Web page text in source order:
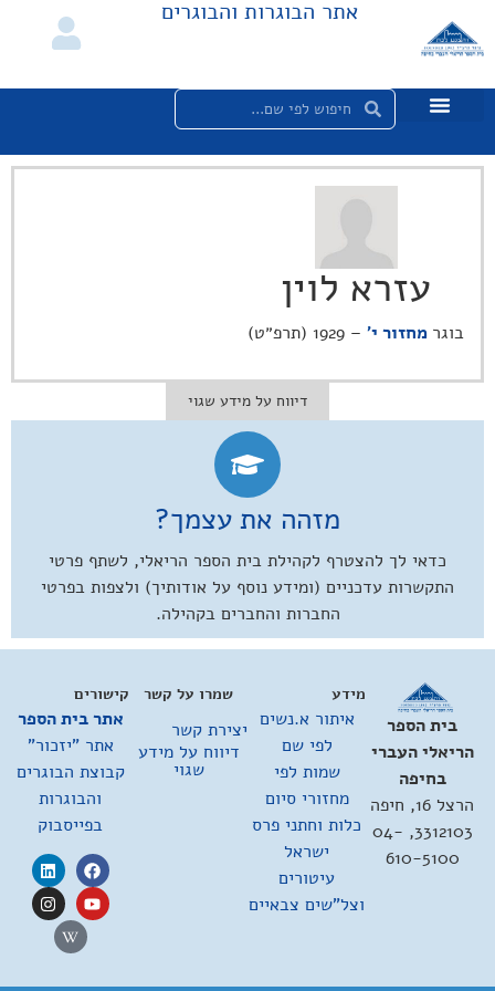
אתר הבוגרות והבוגרים
עזרא לוין
בוגר מחזור י' – 1929 (תרפ״ט)
דיווח על מידע שגוי
מזהה את עצמך?
כדאי לך להצטרף לקהילת בית הספר הריאלי, לשתף פרטי
התקשרות עדכניים (ומידע נוסף על אודותיך) ולצפות בפרטי
החברות והחברים בקהילה.
בית הספר
הריאלי העברי
בחיפה
הרצל 16, חיפה
3312103, 04-
610-5100
מידע
איתור א.נשים
לפי שם
שמות לפי
מחזורי סיום
כלות וחתני פרס
ישראל
עיטורים
וצל"שים צבאיים
קישורים
אתר בית הספר
אתר "יזכור"
קבוצת הבוגרים
והבוגרות
בפייסבוק
שמרו על קשר
יצירת קשר
דיווח על מידע
שגוי